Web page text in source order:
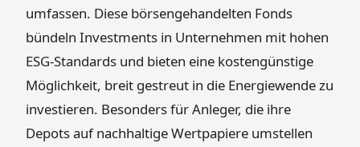
umfassen. Diese börsengehandelten Fonds
bündeln Investments in Unternehmen mit hohen
ESG-Standards und bieten eine kostengünstige
Möglichkeit, breit gestreut in die Energiewende zu
investieren. Besonders für Anleger, die ihre
Depots auf nachhaltige Wertpapiere umstellen